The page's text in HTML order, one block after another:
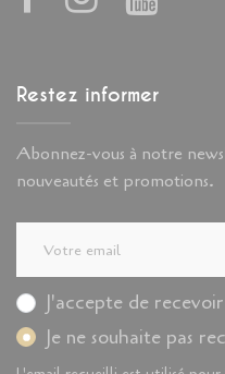
Restez informer
Abonnez-vous à notre
nouveautés et promotions.
J'accepte de
Je ne souhaite pas